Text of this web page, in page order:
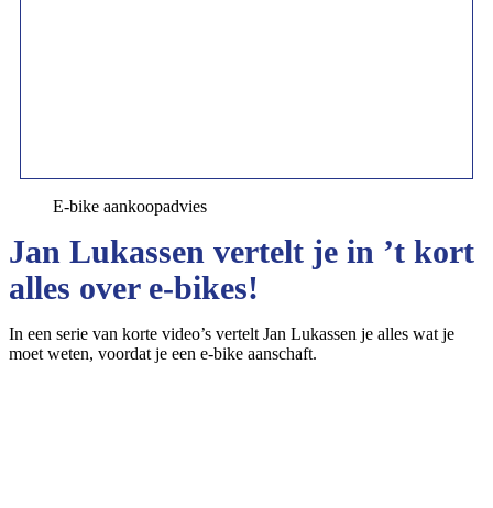
E-bik​e aankoopadvies
Jan Lukassen vertelt je in ’t kort
alles over e-bikes!
In een serie van korte video’s vertelt Jan Lukassen je alles wat je
moet weten, voordat je een e-bike aanschaft.